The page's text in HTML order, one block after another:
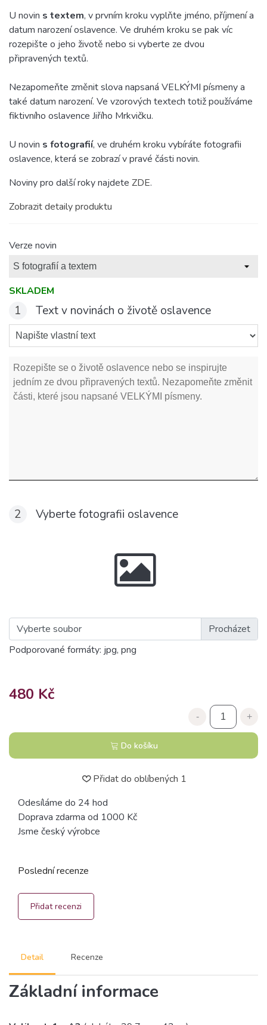
U novin s textem, v prvním kroku vyplňte jméno, příjmení a
datum narození oslavence. Ve druhém kroku se pak víc
rozepište o jeho životě nebo si vyberte ze dvou
připravených textů.
Nezapomeňte změnit slova napsaná VELKÝMI písmeny a
také datum narození. Ve vzorových textech totiž používáme
fiktivního oslavence Jiřího Mrkvičku.
U novin s fotografií, ve druhém kroku vybíráte fotografii
oslavence, která se zobrazí v pravé části novin.
Noviny pro další roky najdete ZDE.
Zobrazit detaily produktu
Verze novin
SKLADEM
480 Kč
- +
Do košíku
1 Text v novinách o životě oslavence
2 Vyberte fotografii oslavence
Vyberte soubor
Podporované formáty: jpg, png
Přidat do oblíbených 1
Odesíláme do 24 hod
Doprava zdarma od 1000 Kč
Jsme český výrobce
Detail Recenze
Základní informace
Poslední recenze
Přidat recenzi